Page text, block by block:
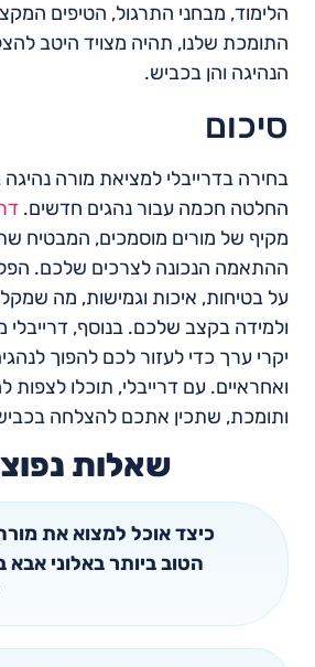
הלימוד, מבחני התרגול, הטיפים
התומכת שלנו, תהיה מצויד היטב
הנהיגה והן בכביש.
סיכום
בחירה בדרייבלי למציאת מורה
החלטה חכמה עבור נהגים חדשים.
מקיף של מורים מוסמכים, המבטיח
ההתאמה הנכונה לצרכים שלכם.
על בטיחות, איכות וגמישות, מה
ולמידה בקצב שלכם. בנוסף,
יקרי ערך כדי לעזור לכם להפוך
ואחראיים. עם דרייבלי, תוכלו לצפות
ותומכת, שתכין אתכם להצלחה
שאלות
כיצד אוכל למצוא את
הטוב ביותר באלוני